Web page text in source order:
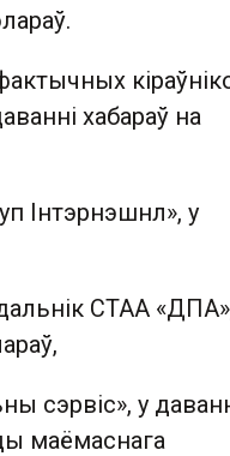
хабараў на
Інтэрнэшнл», у
СТАА
сэрвіс», у
маёмаснага